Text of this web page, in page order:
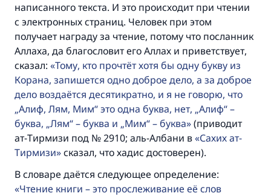
написанного текста. И это происходит при чтении
с электронных страниц. Человек при этом
получает награду за чтение, потому что посланник
Аллаха, да благословит его Аллах и приветствует,
сказал: Тому, кто прочтёт хотя бы одну букву из
Корана, запишется одно доброе дело, а за доброе
дело воздаётся десятикратно, и я не говорю, что
„Алиф, Лям, Мим“ это одна буква, нет, „Алиф“ –
буква, „Лям“ – буква и „Мим“ – буква (приводит
ат-Тирмизи под № 2910; аль-Албани в Сахих ат-
Тирмизи сказал, что хадис достоверен).
В словаре даётся следующее определение:
Чтение книги – это прослеживание её слов